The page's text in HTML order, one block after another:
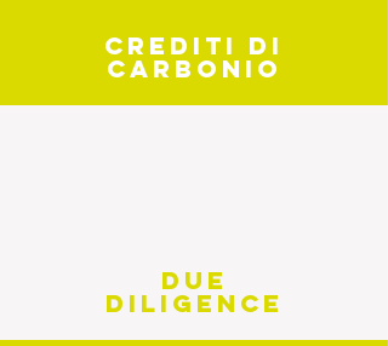
CREDITI DI
CARBONIO
DUE
DILIGENCE